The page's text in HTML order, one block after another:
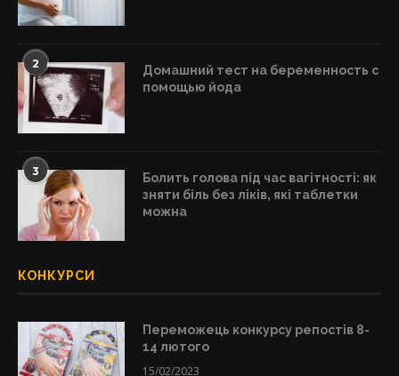
2
Домашний тест на беременность с
помощью йода
3
Болить голова під час вагітності: як
зняти біль без ліків, які таблетки
можна
КОНКУРСИ
Переможець конкурсу репостів 8-
14 лютого
15/02/2023